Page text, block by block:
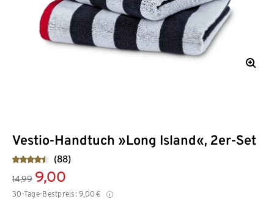
Vestio-Handtuch »Long Island«, 2er-Set
(88)
14,99 9,00
30-Tage-Bestpreis: 9,00 €